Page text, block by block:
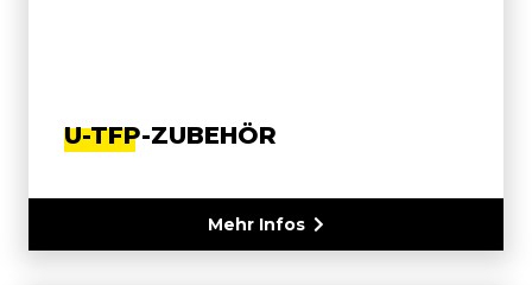
U-TFP-ZUBEHÖR
Mehr Infos